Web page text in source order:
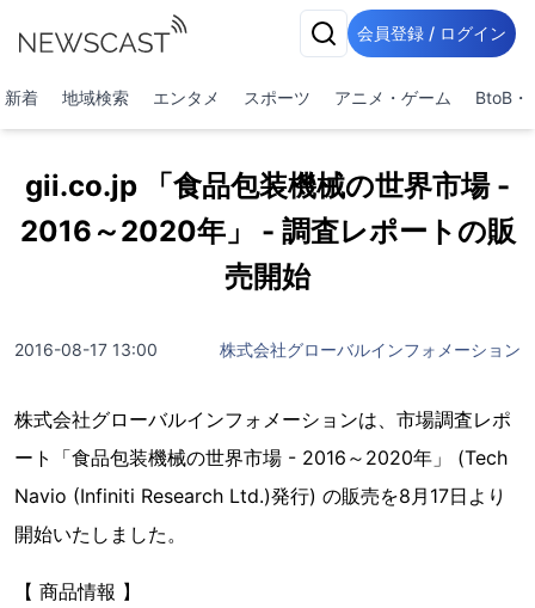
会員登録 / ログイン
新着 地域検索 エンタメ スポーツ アニメ・ゲーム BtoB・
gii.co.jp 「食品包装機械の世界市場 -
2016～2020年」 - 調査レポートの販
売開始
2016-08-17 13:00 株式会社グローバルインフォメーション
株式会社グローバルインフォメーションは、市場調査レポ
ート「食品包装機械の世界市場 - 2016～2020年」 (Tech
Navio (Infiniti Research Ltd.)発行) の販売を8月17日より
開始いたしました。
【 商品情報 】